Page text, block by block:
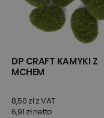
DP CRAFT KAMYKI Z
MCHEM
8,50 zł z VAT
6,91 zł netto